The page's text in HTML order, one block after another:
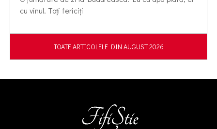
cu vinul. Toți fericiți
TOATE ARTICOLELE DIN AUGUST 2026